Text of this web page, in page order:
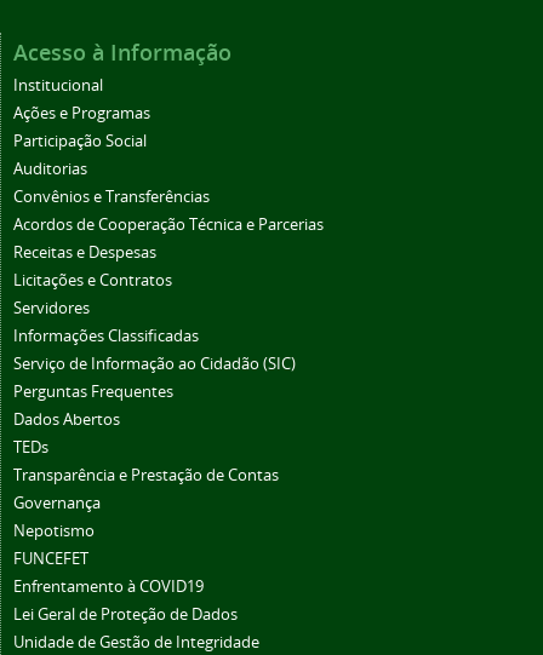
Acesso à Informação
Institucional
Ações e Programas
Participação Social
Auditorias
Convênios e Transferências
Acordos de Cooperação Técnica e Parcerias
Receitas e Despesas
Licitações e Contratos
Servidores
Informações Classificadas
Serviço de Informação ao Cidadão (SIC)
Perguntas Frequentes
Dados Abertos
TEDs
Transparência e Prestação de Contas
Governança
Nepotismo
FUNCEFET
Enfrentamento à COVID19
Lei Geral de Proteção de Dados
Unidade de Gestão de Integridade